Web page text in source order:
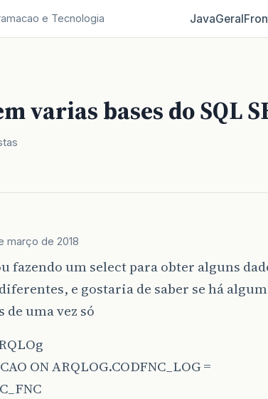
e Tecnologia JavaGeral
varias bases do SQL
março de 2018
fazendo um select para obter alguns
e gostaria de saber se há
de uma vez só
ON ARQLOG.CODFNC_LOG =